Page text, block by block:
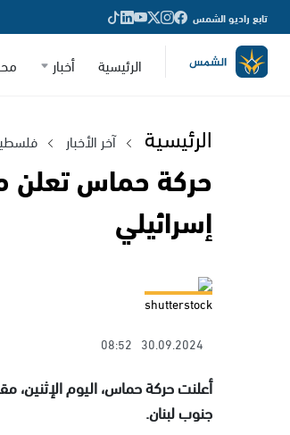
تابع راديو الشمس
الرئيسية أخبار
الرئيسية آخر الأخبار
حركة حماس تعلن
إسرائيلي
shutterstock
30.09.2024
08:52
أعلنت حركة حماس، اليوم الإثنين،
جنوب لبنان.